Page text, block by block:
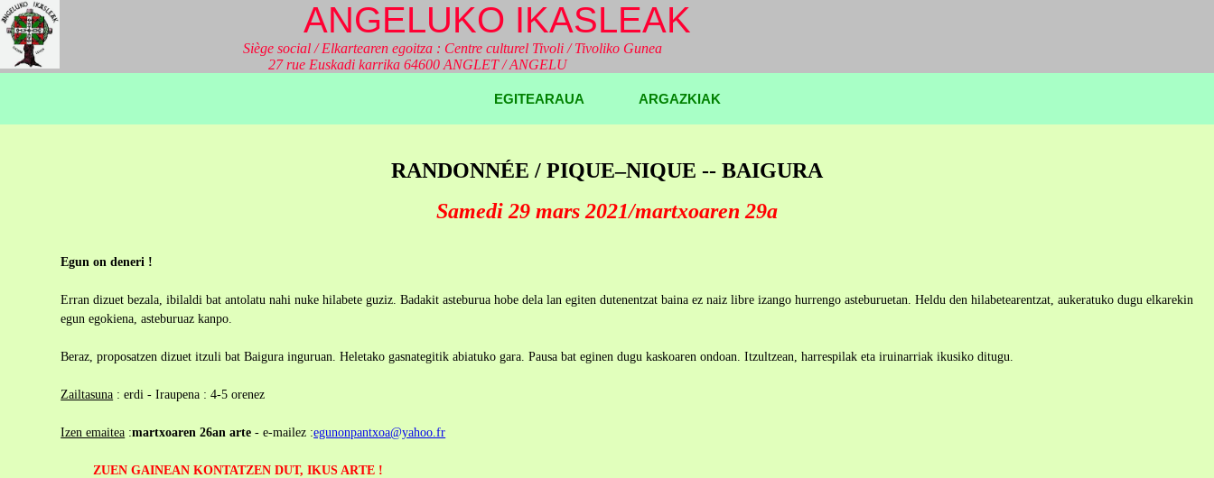
ANGELUKO IKASLEAK
Siège social / Elkartearen egoitza : Centre culturel Tivoli / Tivoliko Gunea
27 rue Euskadi karrika 64600 ANGLET / ANGELU
EGITEARAUA ARGAZKIAK
RANDONNÉE / PIQUE–NIQUE -- BAIGURA
Samedi 29 mars 2021/martxoaren 29a
Egun on deneri !
Erran dizuet bezala, ibilaldi bat antolatu nahi nuke hilabete guziz. Badakit asteburua hobe dela lan egiten dutenentzat baina ez naiz libre izango hurrengo asteburuetan. Heldu den hilabetearentzat, aukeratuko dugu elkarekin
egun egokiena, asteburuaz kanpo.
Beraz, proposatzen dizuet itzuli bat Baigura inguruan. Heletako gasnategitik abiatuko gara. Pausa bat eginen dugu kaskoaren ondoan. Itzultzean, harrespilak eta iruinarriak ikusiko ditugu.
Zailtasuna : erdi - Iraupena : 4-5 orenez
Izen emaitea :martxoaren 26an arte - e-mailez :egunonpantxoa@yahoo.fr
ZUEN GAINEAN KONTATZEN DUT, IKUS ARTE !